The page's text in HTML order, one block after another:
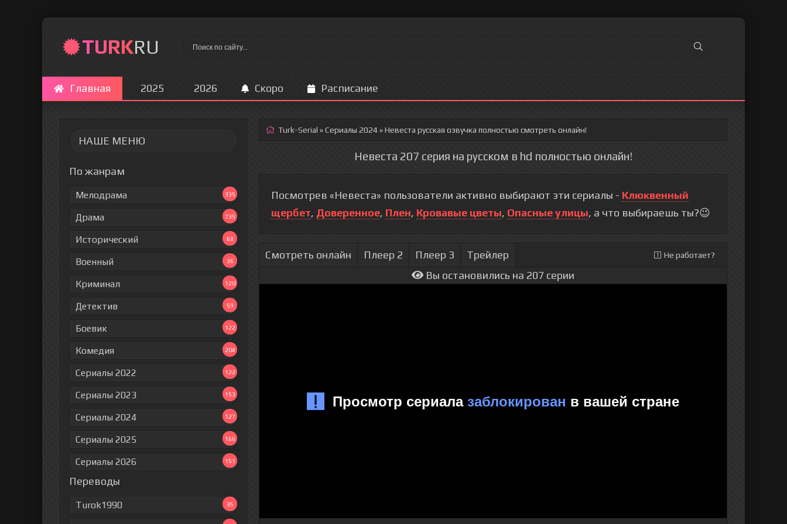
TURKRU
Главная 2025 2026 Скоро Расписание
НАШЕ МЕНЮ
По жанрам
Мелодрама 335
Драма 735
Исторический 68
Военный 36
Криминал 120
Детектив 59
Боевик 122
Комедия 204
Сериалы 2022 122
Сериалы 2023 153
Сериалы 2024 127
Сериалы 2025 166
Сериалы 2026 151
Переводы
Turok1990 35
Turk-Serial »Сериалы 2024 » Невеста русская озвучка полностью смотреть онлайн!
Невеста 207 серия на русском в hd полностью онлайн!
Посмотрев «Невеста» пользователи активно выбирают эти сериалы - Клюквенный
щербет, Доверенное, Плен, Кровавые цветы, Опасные улицы, а что выбираешь ты?😉
Смотреть онлайн Плеер 2 Плеер 3 Трейлер Не работает?
Вы остановились на 207 серии